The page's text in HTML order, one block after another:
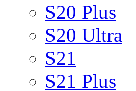
S20 Plus
S20 Ultra
S21
S21 Plus